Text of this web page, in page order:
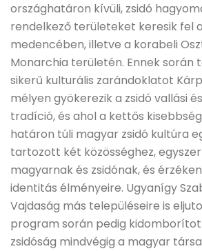
országhatáron kívüli, zsidó
rendelkező területeket keresik fel
medencében, illetve a korabeli
Monarchia területén. Ennek
sikerű kulturális zarándoklatot
mélyen gyökerezik a zsidó vallási
tradíció, és ahol a kettős
határon túli magyar zsidó kultúra
tartozott két közösséghez,
magyarnak és zsidónak, és
identitás élményeire. Ugyanígy
Vajdaság más településeire is
program során pedig
zsidóság mindvégig a magyar